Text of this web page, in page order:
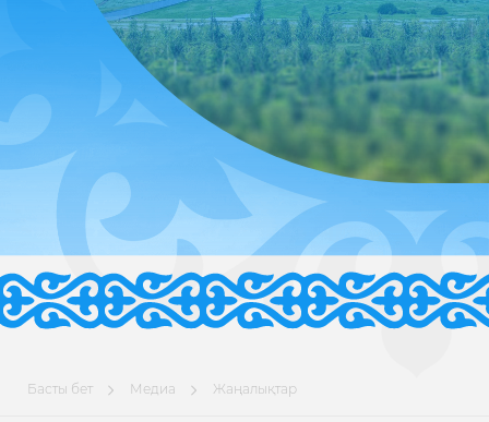
Басты бет Медиа Жаңалықтар